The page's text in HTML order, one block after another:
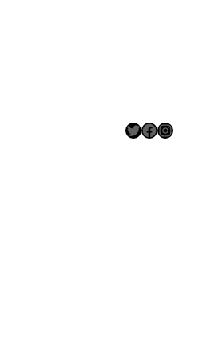
Twitter Facebook Instagram